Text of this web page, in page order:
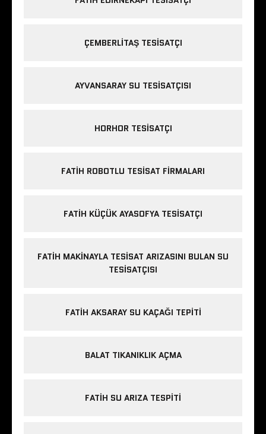
ÇEMBERLITAŞ TESISATÇI
AYVANSARAY SU TESISATÇISI
HORHOR TESISATÇI
FATIH ROBOTLU TESISAT FIRMALARI
FATIH KÜÇÜK AYASOFYA TESISATÇI
FATIH MAKINAYLA TESISAT ARIZASINI BULAN SU
TESISATÇISI
FATIH AKSARAY SU KAÇAĞI TEPITI
BALAT TIKANIKLIK AÇMA
FATIH SU ARIZA TESPITI